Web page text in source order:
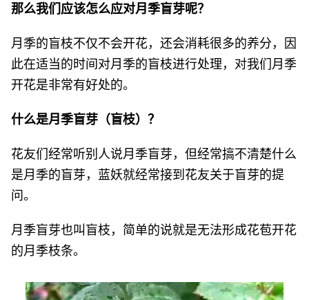
那么我们应该怎么应对月季盲芽呢？
月季的盲枝不仅不会开花，还会消耗很多的养分，因
此在适当的时间对月季的盲枝进行处理，对我们月季
开花是非常有好处的。
什么是月季盲芽（盲枝）？
花友们经常听别人说月季盲芽，但经常搞不清楚什么
是月季的盲芽，蓝妖就经常接到花友关于盲芽的提
问。
月季盲芽也叫盲枝，简单的说就是无法形成花苞开花
的月季枝条。